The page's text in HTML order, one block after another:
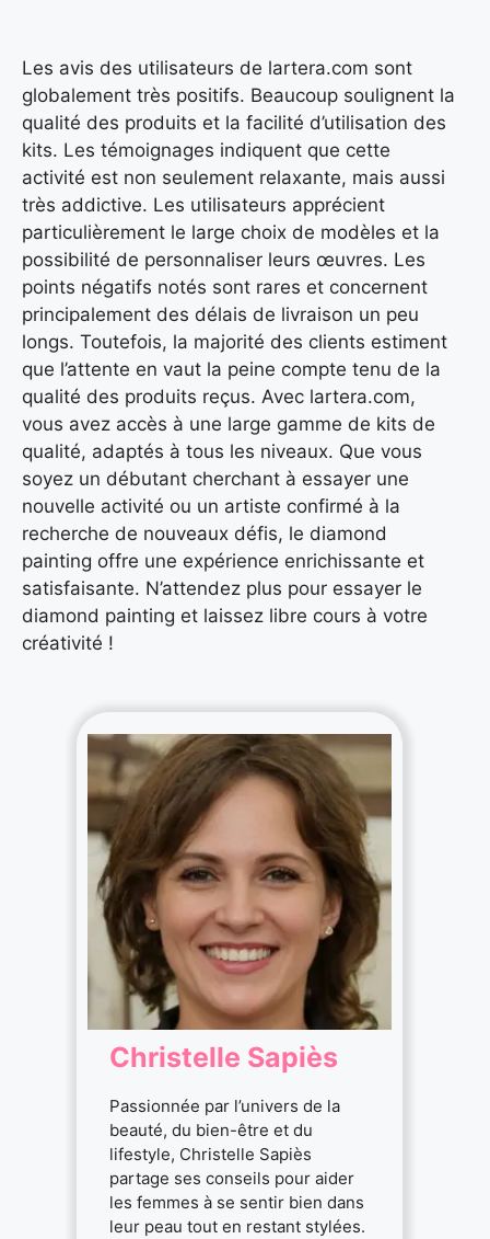
Les avis des utilisateurs de lartera.com sont
globalement très positifs. Beaucoup soulignent la
qualité des produits et la facilité d’utilisation des
kits. Les témoignages indiquent que cette
activité est non seulement relaxante, mais aussi
très addictive. Les utilisateurs apprécient
particulièrement le large choix de modèles et la
possibilité de personnaliser leurs œuvres. Les
points négatifs notés sont rares et concernent
principalement des délais de livraison un peu
longs. Toutefois, la majorité des clients estiment
que l’attente en vaut la peine compte tenu de la
qualité des produits reçus. Avec lartera.com,
vous avez accès à une large gamme de kits de
qualité, adaptés à tous les niveaux. Que vous
soyez un débutant cherchant à essayer une
nouvelle activité ou un artiste confirmé à la
recherche de nouveaux défis, le diamond
painting offre une expérience enrichissante et
satisfaisante. N’attendez plus pour essayer le
diamond painting et laissez libre cours à votre
créativité !
Christelle Sapiès
Passionnée par l’univers de la
beauté, du bien-être et du
lifestyle, Christelle Sapiès
partage ses conseils pour aider
les femmes à se sentir bien dans
leur peau tout en restant stylées.